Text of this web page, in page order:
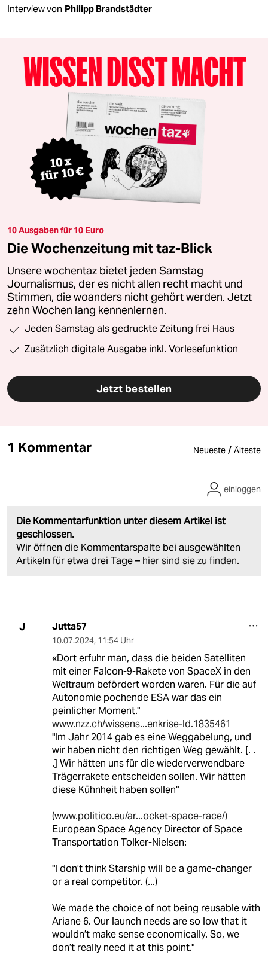
Interview von Philipp Brandstädter
10 Ausgaben für 10 Euro
Die Wochenzeitung mit taz-Blick
Unsere wochentaz bietet jeden Samstag
Journalismus, der es nicht allen recht macht und
Stimmen, die woanders nicht gehört werden. Jetzt
zehn Wochen lang kennenlernen.
Jeden Samstag als gedruckte Zeitung frei Haus
Zusätzlich digitale Ausgabe inkl. Vorlesefunktion
Jetzt bestellen
1 Kommentar Neueste / Älteste
Die Kommentarfunktion unter diesem Artikel ist
geschlossen.
Wir öffnen die Kommentarspalte bei ausgewählten
Artikeln für etwa drei Tage – hier sind sie zu finden.
einloggen
J Jutta57
10.07.2024, 11:54 Uhr
«Dort erfuhr man, dass die beiden Satelliten
mit einer Falcon-9-Rakete von SpaceX in den
Weltraum befördert worden waren. Für die auf
Autonomie pochende ESA war das ein
peinlicher Moment."
www.nzz.ch/wissens...enkrise-ld.1835461
"Im Jahr 2014 gab es eine Weggabelung, und
wir haben nicht den richtigen Weg gewählt. [. .
.] Wir hätten uns für die wiederverwendbare
Trägerrakete entscheiden sollen. Wir hätten
diese Kühnheit haben sollen"
(www.politico.eu/ar...ocket-space-race/)
European Space Agency Director of Space
Transportation Tolker-Nielsen:
"I don’t think Starship will be a game-changer
or a real competitor. (...)
We made the choice of not being reusable with
Ariane 6. Our launch needs are so low that it
wouldn’t make sense economically. So, we
don’t really need it at this point."